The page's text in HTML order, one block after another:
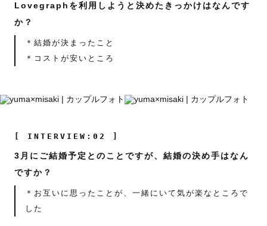
Lovegraphを利用しようと決めたきっかけはなんです
か？
＊結婚が決まったこと
＊コストが安いところ
[ INTERVIEW:02 ]
3月にご結婚予定とのことですが、結婚の決め手はなん
ですか？
＊お互いに思ったことが、一緒にいて気が楽なところで
した